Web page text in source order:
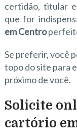
certidão, titular
que for
em Centro
Se preferir, você
topo do site para
próximo de você.
Solicite
cartório